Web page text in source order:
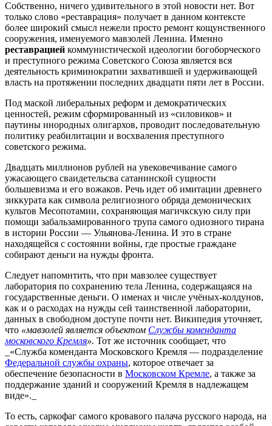
Собственно, ничего удивительного в этой новости нет. Вот
только слово «реставрация» получает в данном контексте
более широкий смысл нежели просто ремонт кощунственного
сооружения, именуемого мавзолей Ленина. Именно
реставрацией коммунистической идеологии богоборческого
и преступного режима Советского Союза является вся
деятельность криминократии захватившей и удерживающей
власть на протяжении последних двадцати пяти лет в России.
Под маской либеральных реформ и демократических
ценностей, режим сформированный из «силовиков» и
паутины инородных олигархов, проводит последовательную
политику реабилитации и восхваления преступного
советского режима.
Двадцать миллионов рублей на увековечивание самого
ужасающего сваидетельсва сатанинской сущности
большевизма и его вожаков. Речь идет об имитации древнего
зиккурата как символа религиозного обряда демонических
культов Месопотамии, сохраняющая магичкскую силу при
помощи забальзамированного трупа самого одиозного тирана
в истории России ― Ульянова-Ленина. И это в стране
находящейся с состоянии войны, где простые граждане
собирают деньги на нужды фронта.
Следует напомнтить, что при мавзолее существует
лаборатория по сохранению тела Ленина, содержащаяся на
государственные деньги. О именах и числе учёных-колдунов,
как и о расходах на нужды сей таинственной лаборатории,
данных в свободном доступе почти нет. Википедия уточняет,
что «мавзолей является объектом Службы коменданта
московского Кремля». Тот же источник сообщает, что
_«Служба коменданта Московского Кремля ― подразделение
Федеральной службы охраны, которое отвечает за
обеспечение безопасности в Московском Кремле, а также за
поддержание зданий и сооружений Кремля в надлежащем
виде»._
То есть, саркофаг самого кровавого палача русского народа, на